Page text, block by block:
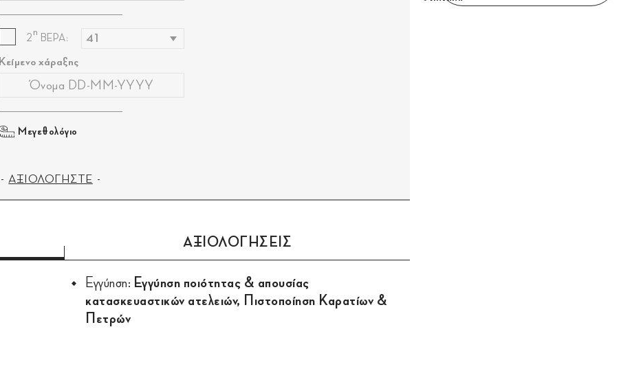
2
η
ΒΕΡΑ:
Κείμενο χάραξης
Μεγεθολόγιο
ΑΞΙΟΛΟΓΗΣΤΕ
ΑΞΙΟΛΟΓΗΣΕΙΣ
Εγγύηση: Εγγύηση ποιότητας & απουσίας
κατασκευαστικών ατελειών, Πιστοποίηση Καρατίων &
Πετρών